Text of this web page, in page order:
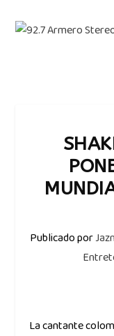
Publicado por
La cantante